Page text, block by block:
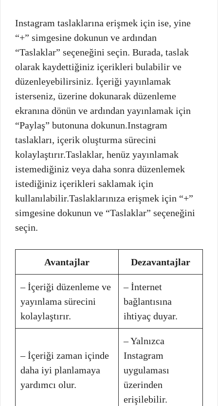
Instagram taslaklarına erişmek için ise, yine
“+” simgesine dokunun ve ardından
“Taslaklar” seçeneğini seçin. Burada, taslak
olarak kaydettiğiniz içerikleri bulabilir ve
düzenleyebilirsiniz. İçeriği yayınlamak
isterseniz, üzerine dokunarak düzenleme
ekranına dönün ve ardından yayınlamak için
“Paylaş” butonuna dokunun.Instagram
taslakları, içerik oluşturma sürecini
kolaylaştırır.Taslaklar, henüz yayınlamak
istemediğiniz veya daha sonra düzenlemek
istediğiniz içerikleri saklamak için
kullanılabilir.Taslaklarınıza erişmek için “+”
simgesine dokunun ve “Taslaklar” seçeneğini
seçin.
Avantajlar Dezavantajlar
– İçeriği düzenleme ve
yayınlama sürecini
kolaylaştırır.
– İnternet
bağlantısına
ihtiyaç duyar.
– İçeriği zaman içinde
daha iyi planlamaya
yardımcı olur.
– Yalnızca
Instagram
uygulaması
üzerinden
erişilebilir.